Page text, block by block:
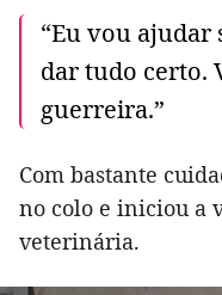
“Eu vou ajudar
dar tudo certo.
guerreira.”
Com bastante
no colo e iniciou a
veterinária.